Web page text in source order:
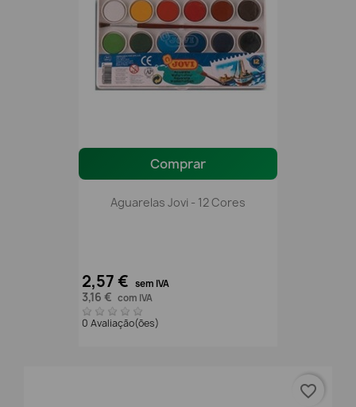
Comprar
Aguarelas Jovi - 12 Cores
2,57 € sem IVA
3,16 € com IVA
0 Avaliação(ões)
favorite_border